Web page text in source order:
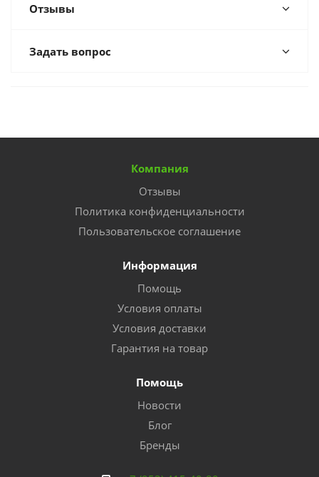
Отзывы
Задать вопрос
Компания
Отзывы
Политика конфиденциальности
Пользовательское соглашение
Информация
Помощь
Условия оплаты
Условия доставки
Гарантия на товар
Помощь
Новости
Блог
Бренды